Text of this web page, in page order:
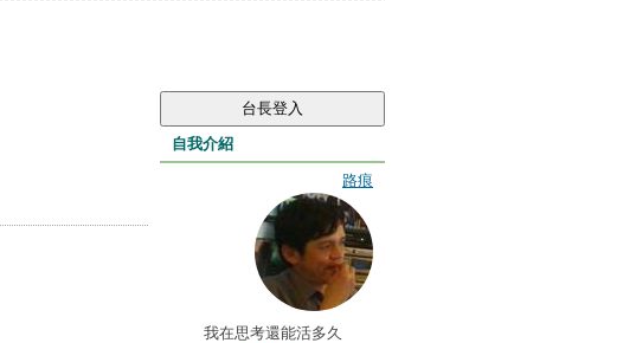
自我介紹
路痕
我在思考還能活多久